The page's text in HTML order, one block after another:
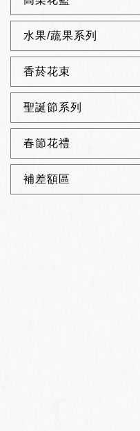
水果/蔬果系列
香菸花束
聖誕節系列
春節花禮
補差額區